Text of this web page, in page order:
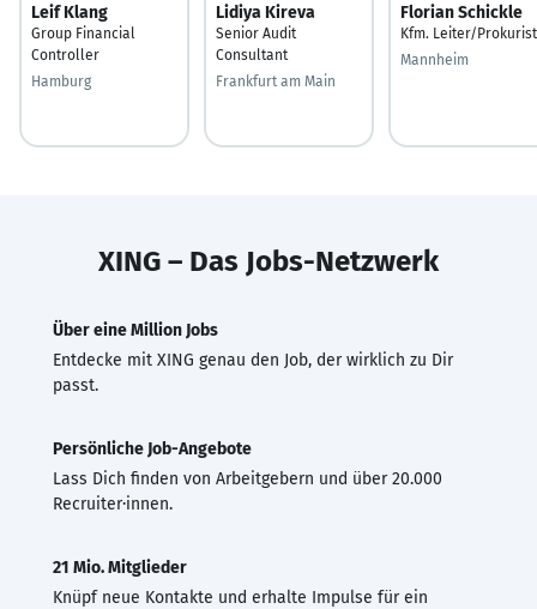
Leif Klang
Group Financial
Controller
Hamburg
Lidiya Kireva
Senior Audit
Consultant
Frankfurt am Main
Florian Schickle
Kfm. Leiter/Prokurist
Mannheim
XING – Das Jobs-Netzwerk
Über eine Million Jobs
Entdecke mit XING genau den Job, der wirklich zu Dir
passt.
Persönliche Job-Angebote
Lass Dich finden von Arbeitgebern und über 20.000
Recruiter·innen.
21 Mio. Mitglieder
Knüpf neue Kontakte und erhalte Impulse für ein